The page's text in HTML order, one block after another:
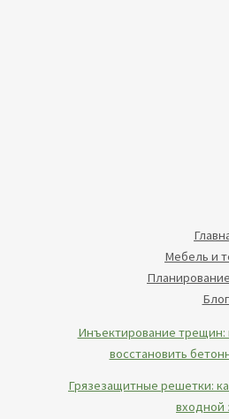
Мебель и
Блог
Инъектирование трещин:
восстановить
Грязезащитные решетки:
входной